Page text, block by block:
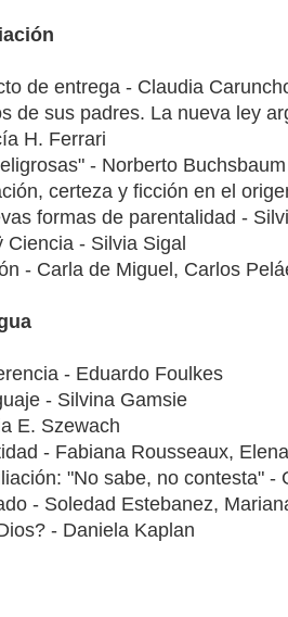
de entrega - Claudia
de sus padres. La nueva ley
H. Ferrari
- Norberto Buchsbaum
certeza y ficción en el
formas de parentalidad -
Ciencia - Silvia Sigal
- Carla de Miguel, Carlos
- Eduardo Foulkes
- Silvina Gamsie
E. Szewach
- Fabiana Rousseaux,
"No sabe, no contesta" -
- Soledad Estebanez,
- Daniela Kaplan